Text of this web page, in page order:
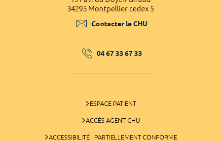
34295 Montpellier cedex 5
Contacter le CHU
04 67 33 67 33
ESPACE PATIENT
ACCÈS AGENT CHU
ACCESSIBILITÉ : PARTIELLEMENT CONFORME